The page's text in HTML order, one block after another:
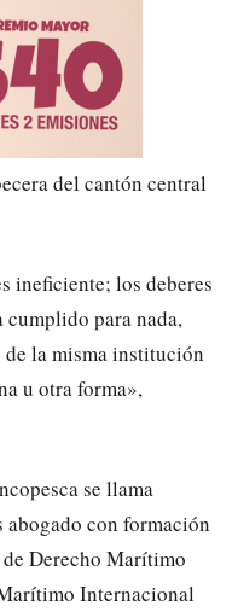
del cantón central
ineficiente; los deberes
cumplido para nada,
la misma institución
u otra forma»,
se llama
abogado con formación
Derecho Marítimo
Internacional